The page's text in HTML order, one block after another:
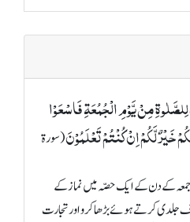
مِنۡ یَّوۡمِ الۡجُمُعَۃِ فَاسۡعَوۡا
خَیۡرٌ لَّکُمۡ اِنۡ کُنۡتُمۡ تَعۡلَمُوۡنَ(سورة
کے دن کے ایک حصّہ میں نماز کے
جلدی کرتے ہوئے بڑھا کرو اور تجارت